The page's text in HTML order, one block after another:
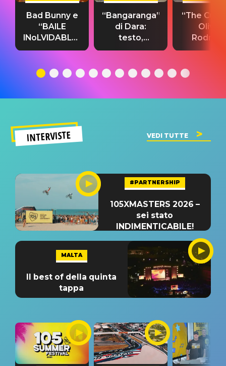
Bad Bunny e
“BAILE
INoLVIDABLE”:
testo,
significato
“Bangaranga”
di Dara:
testo,
traduzione e
del singolo
“The
Olivia
testo,
INTERVISTE VEDI TUTTE
#PARTNERSHIP
105XMASTERS 2026 –
sei stato
INDIMENTICABILE!
MALTA
Il best of della quinta
tappa